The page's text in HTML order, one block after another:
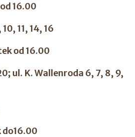
16.00
11, 14, 16
od 16.00
ul. K. Wallenroda 6, 7, 8, 9,
do16.00